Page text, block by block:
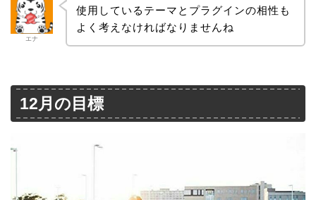
エナ
使用しているテーマとプラグインの相性も
よく考えなければなりませんね
12月の目標